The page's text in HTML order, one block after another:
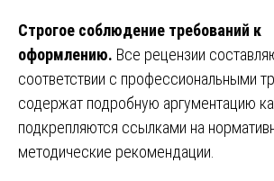
Строгое соблюдение требований к
оформлению. Все рецензии
соответствии с профессиональными
содержат подробную аргументацию
подкрепляются ссылками на
методические рекомендации.